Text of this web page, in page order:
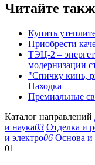
Читайте
Купить
Приобрести
ТЭЦ-2 –
модернизации
"Спичку кинь,
Находка
Премиальные
Каталог направлений
и наука03 Отделка и
и электро06 Основа и
01